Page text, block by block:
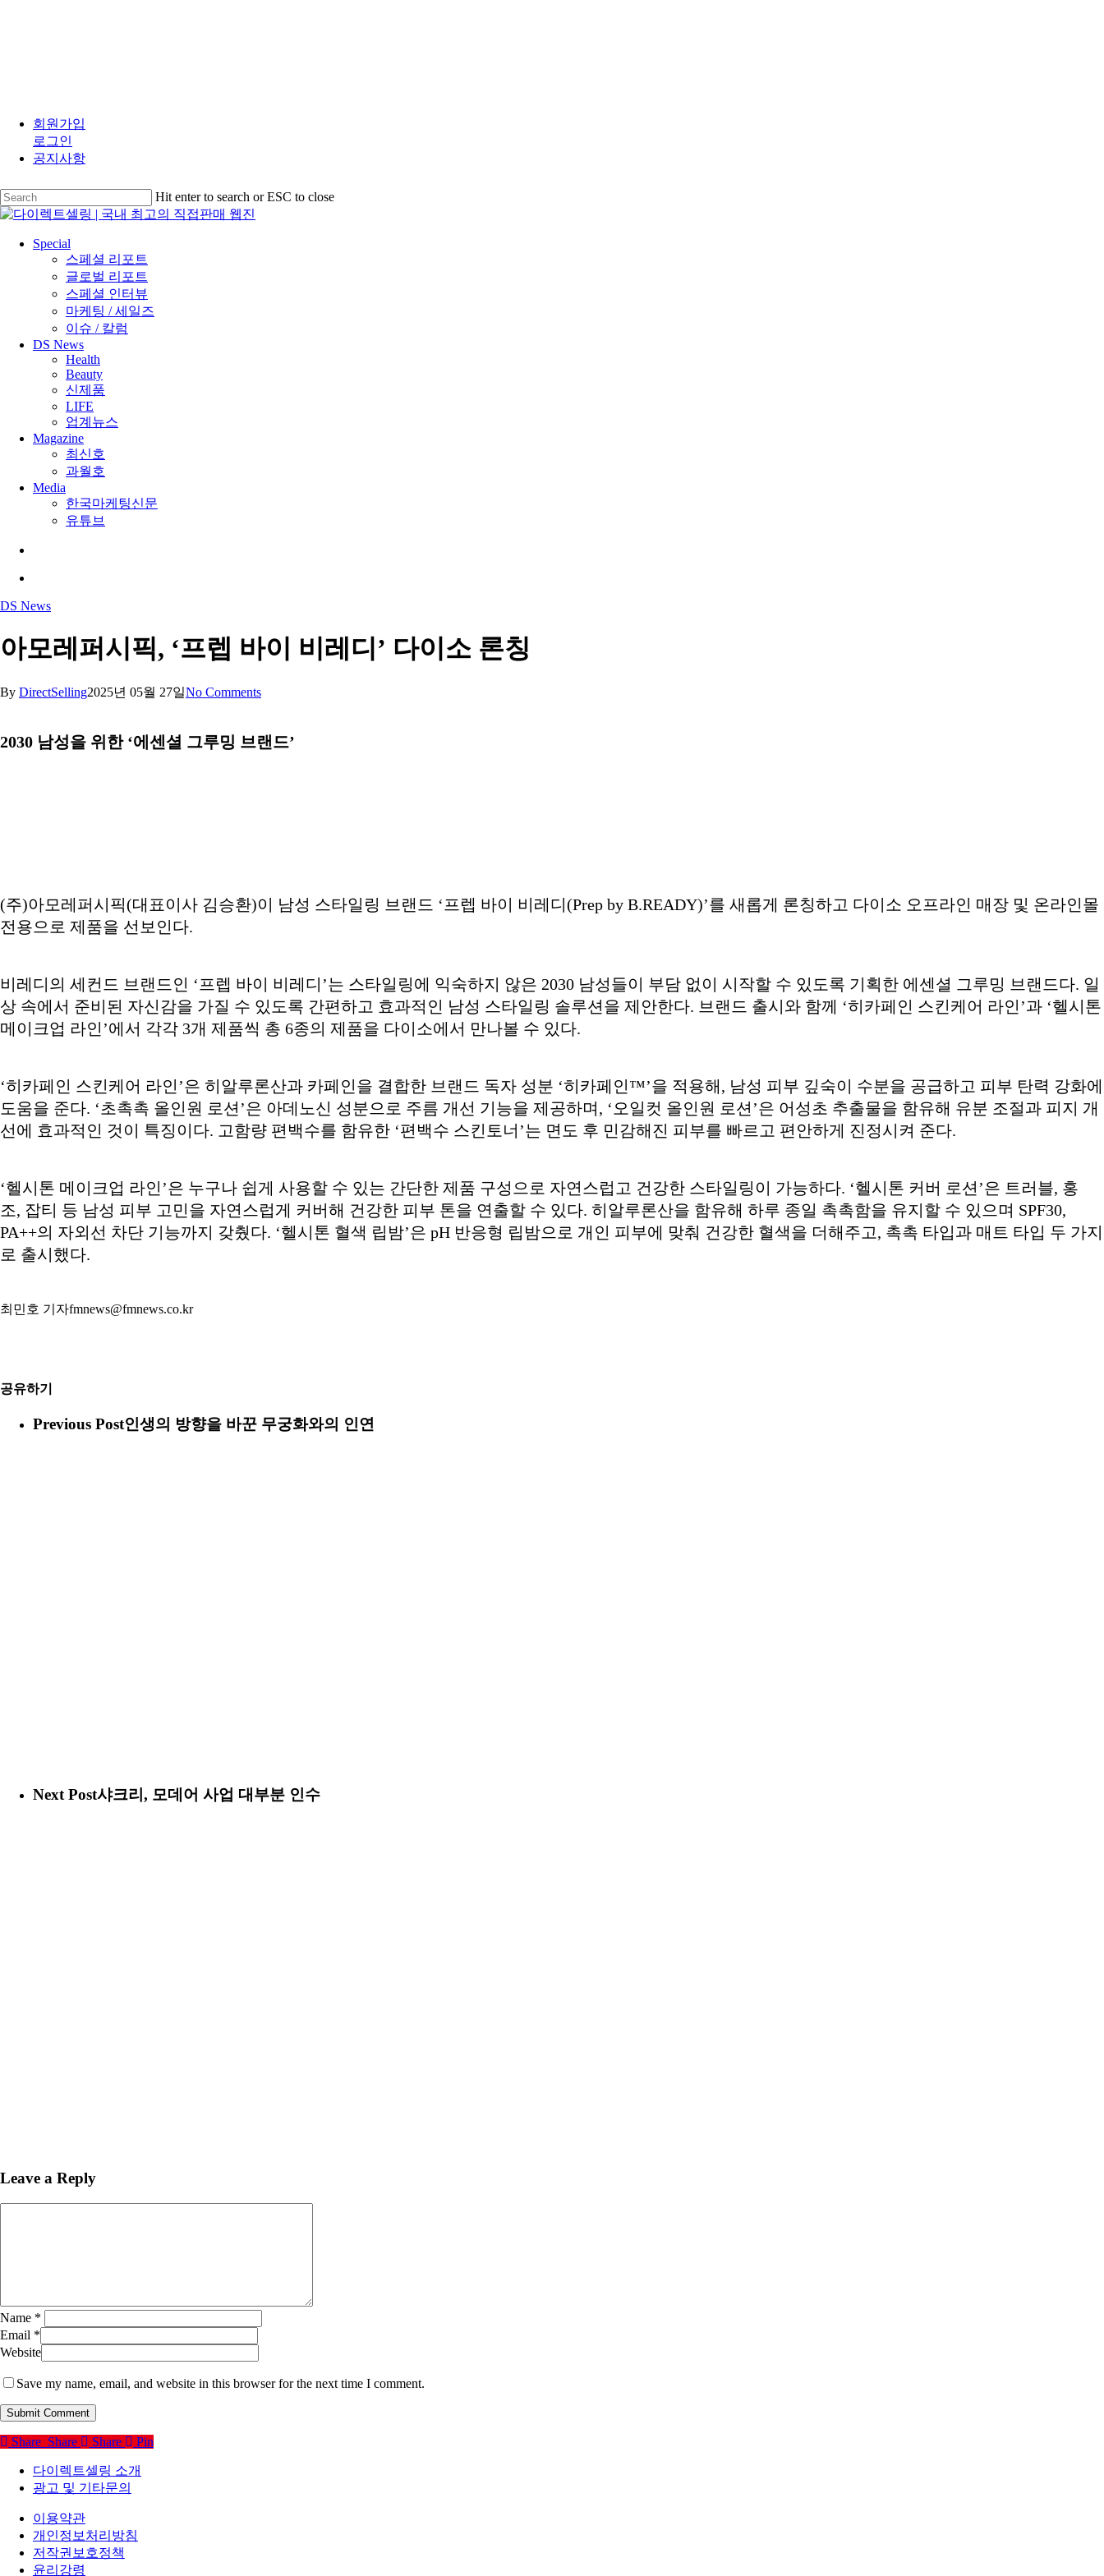
main
content
회원가입
로그인
공지사항
Hit enter to search or ESC to close
Close
search
Menu
Special
스페셜 리포트
글로벌 리포트
스페셜 인터뷰
마케팅 / 세일즈
이슈 / 칼럼
DS News
Health
Beauty
신제품
LIFE
업계뉴스
Magazine
최신호
과월호
Media
한국마케팅신문
유튜브
DS News
아모레퍼시픽, ‘프렙 바이 비레디’ 다이소 론칭
By DirectSelling2025년 05월 27일No Comments
2030 남성을 위한 ‘에센셜 그루밍 브랜드’
(주)아모레퍼시픽(대표이사 김승환)이 남성 스타일링 브랜드 ‘프렙 바이 비레디(Prep by B.READY)’를 새롭게 론칭하고 다이소 오프라인 매장 및 온라인몰
전용으로 제품을 선보인다.
비레디의 세컨드 브랜드인 ‘프렙 바이 비레디’는 스타일링에 익숙하지 않은 2030 남성들이 부담 없이 시작할 수 있도록 기획한 에센셜 그루밍 브랜드다. 일
상 속에서 준비된 자신감을 가질 수 있도록 간편하고 효과적인 남성 스타일링 솔루션을 제안한다. 브랜드 출시와 함께 ‘히카페인 스킨케어 라인’과 ‘헬시톤
메이크업 라인’에서 각각 3개 제품씩 총 6종의 제품을 다이소에서 만나볼 수 있다.
‘히카페인 스킨케어 라인’은 히알루론산과 카페인을 결합한 브랜드 독자 성분 ‘히카페인™’을 적용해, 남성 피부 깊숙이 수분을 공급하고 피부 탄력 강화에
도움을 준다. ‘초촉촉 올인원 로션’은 아데노신 성분으로 주름 개선 기능을 제공하며, ‘오일컷 올인원 로션’은 어성초 추출물을 함유해 유분 조절과 피지 개
선에 효과적인 것이 특징이다. 고함량 편백수를 함유한 ‘편백수 스킨토너’는 면도 후 민감해진 피부를 빠르고 편안하게 진정시켜 준다.
‘헬시톤 메이크업 라인’은 누구나 쉽게 사용할 수 있는 간단한 제품 구성으로 자연스럽고 건강한 스타일링이 가능하다. ‘헬시톤 커버 로션’은 트러블, 홍
조, 잡티 등 남성 피부 고민을 자연스럽게 커버해 건강한 피부 톤을 연출할 수 있다. 히알루론산을 함유해 하루 종일 촉촉함을 유지할 수 있으며 SPF30,
PA++의 자외선 차단 기능까지 갖췄다. ‘헬시톤 혈색 립밤’은 pH 반응형 립밤으로 개인 피부에 맞춰 건강한 혈색을 더해주고, 촉촉 타입과 매트 타입 두 가지
로 출시했다.
최민호 기자fmnews@fmnews.co.kr
공유하기
Previous Post인생의 방향을 바꾼 무궁화와의 인연
Next Post샤크리, 모데어 사업 대부분 인수
Leave a Reply
Name *
Email *
Website
Save my name, email, and website in this browser for the next time I comment.
Share Share Share Pin
다이렉트셀링 소개
광고 및 기타문의
이용약관
개인정보처리방침
저작권보호정책
윤리강령